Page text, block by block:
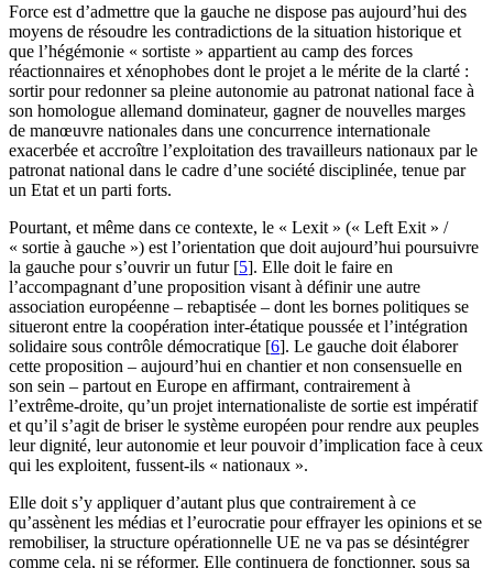
Force est d’admettre que la gauche ne dispose pas aujourd’hui des
moyens de résoudre les contradictions de la situation historique et
que l’hégémonie « sortiste » appartient au camp des forces
réactionnaires et xénophobes dont le projet a le mérite de la clarté :
sortir pour redonner sa pleine autonomie au patronat national face à
son homologue allemand dominateur, gagner de nouvelles marges
de manœuvre nationales dans une concurrence internationale
exacerbée et accroître l’exploitation des travailleurs nationaux par le
patronat national dans le cadre d’une société disciplinée, tenue par
un Etat et un parti forts.
Pourtant, et même dans ce contexte, le « Lexit » (« Left Exit » /
« sortie à gauche ») est l’orientation que doit aujourd’hui poursuivre
la gauche pour s’ouvrir un futur[5]. Elle doit le faire en
l’accompagnant d’une proposition visant à définir une autre
association européenne – rebaptisée – dont les bornes politiques se
situeront entre la coopération inter-étatique poussée et l’intégration
solidaire sous contrôle démocratique [6]. Le gauche doit élaborer
cette proposition – aujourd’hui en chantier et non consensuelle en
son sein – partout en Europe en affirmant, contrairement à
l’extrême-droite, qu’un projet internationaliste de sortie est impératif
et qu’il s’agit de briser le système européen pour rendre aux peuples
leur dignité, leur autonomie et leur pouvoir d’implication face à ceux
qui les exploitent, fussent-ils « nationaux ».
Elle doit s’y appliquer d’autant plus que contrairement à ce
qu’assènent les médias et l’eurocratie pour effrayer les opinions et se
remobiliser, la structure opérationnelle UE ne va pas se désintégrer
comme cela, ni se réformer. Elle continuera de fonctionner, sous sa